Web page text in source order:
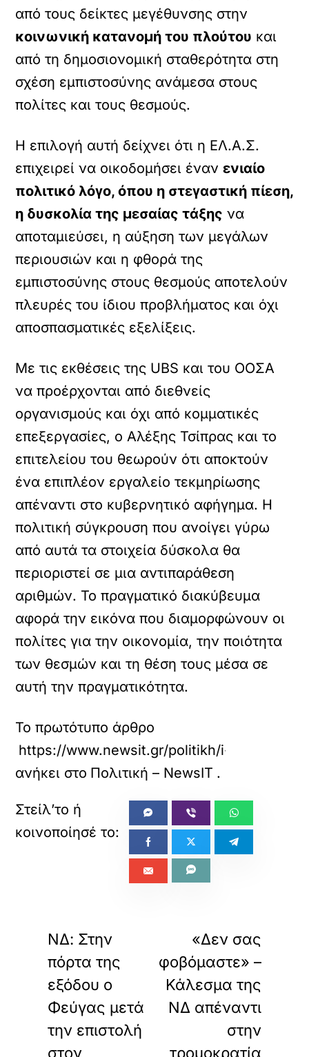
από τους δείκτες μεγέθυνσης στην
κοινωνική κατανομή του πλούτου και
από τη δημοσιονομική σταθερότητα στη
σχέση εμπιστοσύνης ανάμεσα στους
πολίτες και τους θεσμούς.
Η επιλογή αυτή δείχνει ότι η ΕΛ.Α.Σ.
επιχειρεί να οικοδομήσει ένανενιαίο
πολιτικό λόγο, όπου η στεγαστική πίεση,
η δυσκολία της μεσαίας τάξης να
αποταμιεύσει, η αύξηση των μεγάλων
περιουσιών και η φθορά της
εμπιστοσύνης στους θεσμούς αποτελούν
πλευρές του ίδιου προβλήματος και όχι
αποσπασματικές εξελίξεις.
Με τις εκθέσεις της UBS και του ΟΟΣΑ
να προέρχονται από διεθνείς
οργανισμούς και όχι από κομματικές
επεξεργασίες, ο Αλέξης Τσίπρας και το
επιτελείου του θεωρούν ότι αποκτούν
ένα επιπλέον εργαλείο τεκμηρίωσης
απέναντι στο κυβερνητικό αφήγημα. Η
πολιτική σύγκρουση που ανοίγει γύρω
από αυτά τα στοιχεία δύσκολα θα
περιοριστεί σε μια αντιπαράθεση
αριθμών. Το πραγματικό διακύβευμα
αφορά την εικόνα που διαμορφώνουν οι
πολίτες για την οικονομία, την ποιότητα
των θεσμών και τη θέση τους μέσα σε
αυτή την πραγματικότητα.
Το πρωτότυπο άρθρο
https://www.newsit.gr/politikh/i-elas-
ανήκει στο Πολιτική – NewsIT .
ΝΔ: Στην
πόρτα της
εξόδου ο
Φεύγας μετά
την επιστολή
στον
«Δεν σας
φοβόμαστε» –
Κάλεσμα της
ΝΔ απέναντι
στην
τρομοκρατία